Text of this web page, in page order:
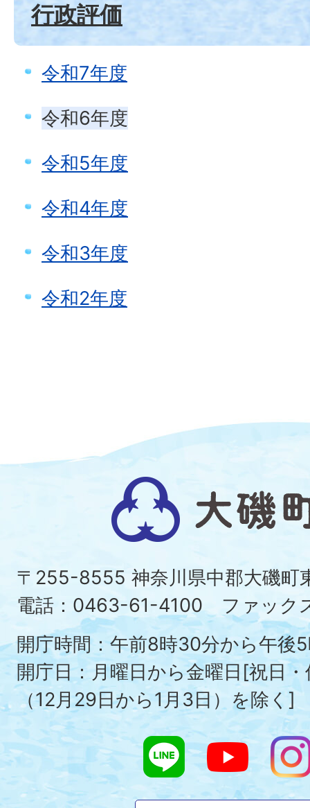
行政評価
令和7年度
令和6年度
令和5年度
令和4年度
令和3年度
令和2年度
大
磯
町
〒255-8555 神奈川県中郡大磯
電話：0463-61-4100 ファック
開庁時間：午前8時30分から午後
開庁日：月曜日から金曜日[祝日
（12月29日から1月3日）を除く]